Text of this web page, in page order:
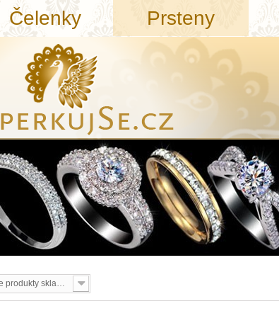
Čelenky Prsteny
Nejprve produkty skladem